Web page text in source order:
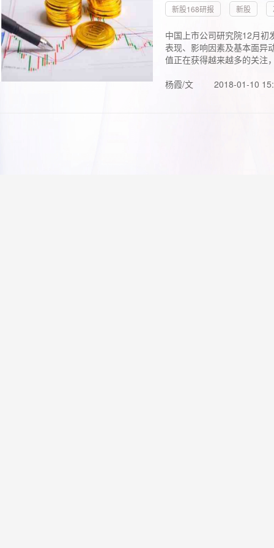
新股168研报 新股
中国上市公司研究院12月初
表现、影响因素及基本面异
值正在获得越来越多的关注
杨霞/文
2018-01-10